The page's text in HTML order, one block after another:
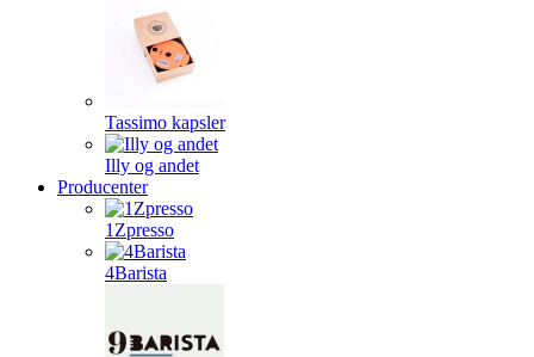
Tassimo kapsler
Illy og andet
Producenter
1Zpresso
4Barista